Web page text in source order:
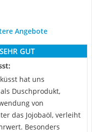
Angebote
SEHR GUT
hat uns
Duschprodukt,
von
das Jojobaöl, verleiht
Besonders